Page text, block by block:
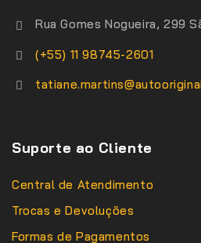
Rua Gomes Nogueira, 299
(+55) 11 98745-2601
Suporte ao Cliente
Central de Atendimento
Trocas e Devoluções
Formas de Pagamentos